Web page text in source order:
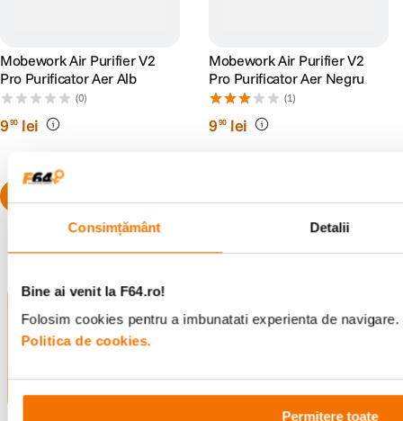
Consimțământ Detalii
Bine ai venit la F64.ro!
Folosim cookies pentru a imbunatati experienta de
Politica de cookies.
Permitere toate
Mobework Air Purifier V2
Pro Purificator Aer Alb
(0)
990 lei
Mobework Air Purifier V2
Pro Purificator Aer Negru
(1)
990 lei
Alatura-te comunitatii creatorilor
Descopera inspiratie, recomandari utile,
ghiduri foto-video si oferte pregatite special